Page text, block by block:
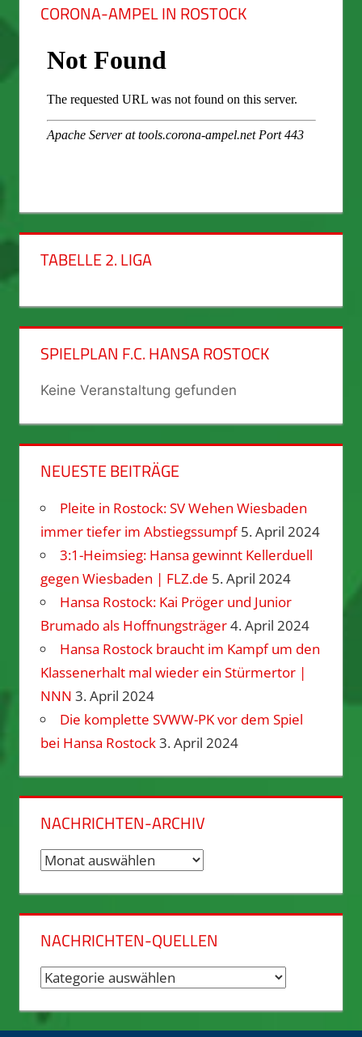
CORONA-AMPEL IN ROSTOCK
TABELLE 2. LIGA
SPIELPLAN F.C. HANSA ROSTOCK
Keine Veranstaltung gefunden
NEUESTE BEITRÄGE
Pleite in Rostock: SV Wehen Wiesbaden
immer tiefer im Abstiegssumpf 5. April 2024
3:1-Heimsieg: Hansa gewinnt Kellerduell
gegen Wiesbaden | FLZ.de 5. April 2024
Hansa Rostock: Kai Pröger und Junior
Brumado als Hoffnungsträger4. April 2024
Hansa Rostock braucht im Kampf um den
Klassenerhalt mal wieder ein Stürmertor |
NNN 3. April 2024
Die komplette SVWW-PK vor dem Spiel
bei Hansa Rostock3. April 2024
NACHRICHTEN-ARCHIV
Nachrichten-
NACHRICHTEN-QUELLEN
Nachrichten-